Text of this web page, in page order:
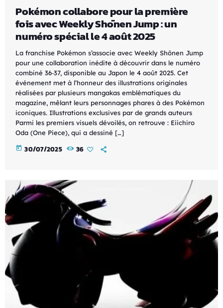
Pokémon collabore pour la première
fois avec Weekly Shōnen Jump : un
numéro spécial le 4 août 2025
La franchise Pokémon s’associe avec Weekly Shōnen Jump
pour une collaboration inédite à découvrir dans le numéro
combiné 36‑37, disponible au Japon le 4 août 2025. Cet
événement met à l’honneur des illustrations originales
réalisées par plusieurs mangakas emblématiques du
magazine, mêlant leurs personnages phares à des Pokémon
iconiques. Illustrations exclusives par de grands auteurs
Parmi les premiers visuels dévoilés, on retrouve : Eiichiro
Oda (One Piece), qui a dessiné […]
today 30/07/2025 36